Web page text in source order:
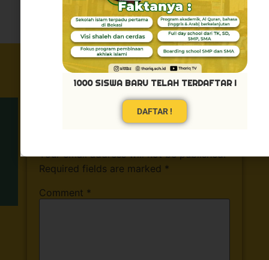
Leave a Reply
Your email address will not be published.
Required fields are marked *
Comment *
1000 SISWA BARU TELAH TERDAFTAR !
DAFTAR !